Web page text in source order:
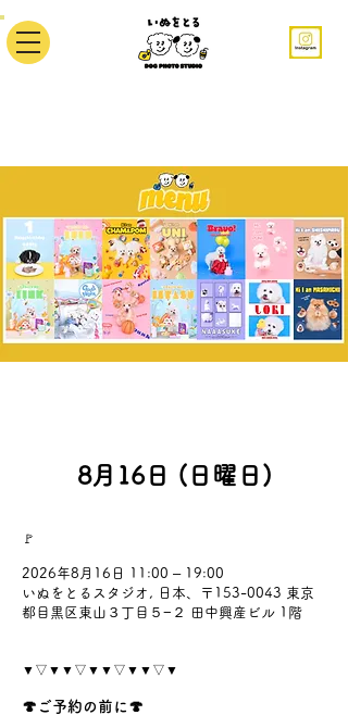
8月16日 (日曜日)
🚩
2026年8月16日 11:00 – 19:00
いぬをとるスタジオ, 日本、〒153-0043 東京
都目黒区東山３丁目５−２ 田中興産ビル 1階
▼▽▼▼▽▼▼▽▼▼▽▼
🍄ご予約の前に🍄